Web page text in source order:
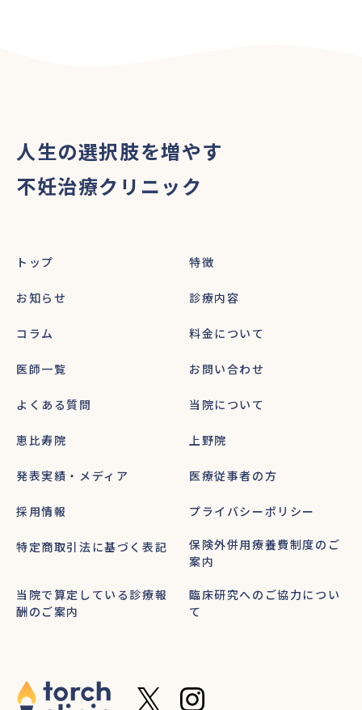
人生の選択肢を増やす
不妊治療クリニック
トップ 特徴
お知らせ 診療内容
コラム 料金について
医師一覧 お問い合わせ
よくある質問 当院について
恵比寿院 上野院
発表実績・メディア 医療従事者の方
採用情報 プライバシーポリシー
特定商取引法に基づく表記
保険外併用療養費制度のご
案内
当院で算定している診療報
酬のご案内
臨床研究へのご協力につい
て